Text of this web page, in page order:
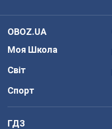
OBOZ.UA
Моя Школа
Світ
Спорт
ГДЗ